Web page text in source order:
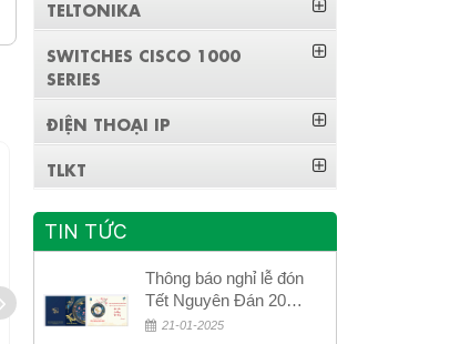
TELTONIKA
SWITCHES CISCO 1000
SERIES
ĐIỆN THOẠI IP
TLKT
TIN TỨC
Thông báo nghỉ lễ đón
Tết Nguyên Đán 2026
– Xuân Bính Ngọ!
21-01-2025